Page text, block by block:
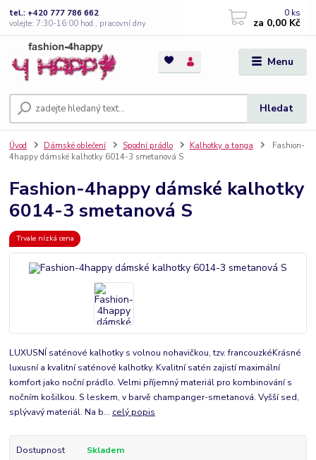
Menu
Hledat
tel.: +420 777 786 662
volejte: 7:30-16:00 hod., pracovní dny
0 ks
za 0,00 Kč
Úvod Dámské oblečení Spodní prádlo Kalhotky a tanga
Fashion-
4happy dámské kalhotky 6014-3 smetanová S
Fashion-4happy dámské kalhotky
6014-3 smetanová S
Trvale nízká cena
LUXUSNÍ saténové kalhotky s volnou nohavičkou, tzv. francouzkéKrásné
luxusní a kvalitní saténové kalhotky. Kvalitní satén zajistí maximální
komfort jako noční prádlo. Velmi příjemný materiál pro kombinování s
nočním košilkou. S leskem, v barvě champanger-smetanová. Vyšší sed,
splývavý materiál. Na b... celý popis
Dostupnost
Skladem